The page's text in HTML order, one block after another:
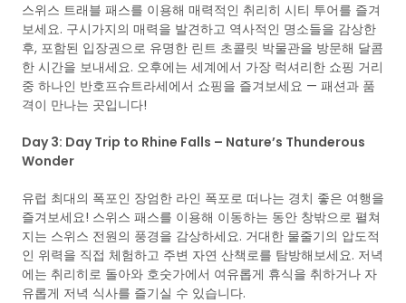
스위스 트래블 패스를 이용해 매력적인 취리히 시티 투어를 즐겨
보세요. 구시가지의 매력을 발견하고 역사적인 명소들을 감상한
후, 포함된 입장권으로 유명한 린트 초콜릿 박물관을 방문해 달콤
한 시간을 보내세요. 오후에는 세계에서 가장 럭셔리한 쇼핑 거리
중 하나인 반호프슈트라세에서 쇼핑을 즐겨보세요 — 패션과 품
격이 만나는 곳입니다!
Day 3: Day Trip to Rhine Falls – Nature’s Thunderous
Wonder
유럽 최대의 폭포인 장엄한 라인 폭포로 떠나는 경치 좋은 여행을
즐겨보세요! 스위스 패스를 이용해 이동하는 동안 창밖으로 펼쳐
지는 스위스 전원의 풍경을 감상하세요. 거대한 물줄기의 압도적
인 위력을 직접 체험하고 주변 자연 산책로를 탐방해보세요. 저녁
에는 취리히로 돌아와 호숫가에서 여유롭게 휴식을 취하거나 자
유롭게 저녁 식사를 즐기실 수 있습니다.